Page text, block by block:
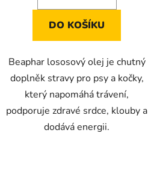
DO KOŠÍKU
Beaphar lososový olej je chutný
doplněk stravy pro psy a kočky,
který napomáhá trávení,
podporuje zdravé srdce, klouby a
dodává energii.